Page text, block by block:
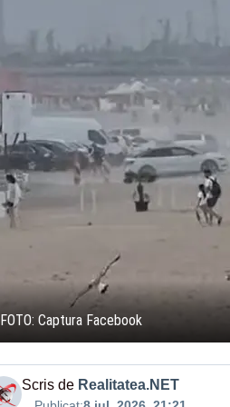
FOTO: Captura Facebook
Scris de Realitatea.NET